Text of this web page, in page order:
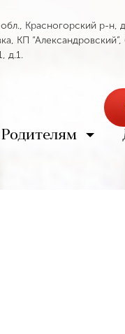
Красногорский р-н,
КП “Александровский”,
д.1.
Родителям